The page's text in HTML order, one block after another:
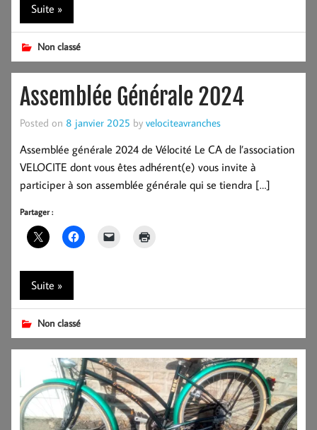
Suite »
Non classé
Assemblée Générale 2024
Posted on 8 janvier 2025 by velociteavranches
Assemblée générale 2024 de Vélocité Le CA de l’association
VELOCITE dont vous êtes adhérent(e) vous invite à
participer à son assemblée générale qui se tiendra […]
Partager :
Suite »
Non classé